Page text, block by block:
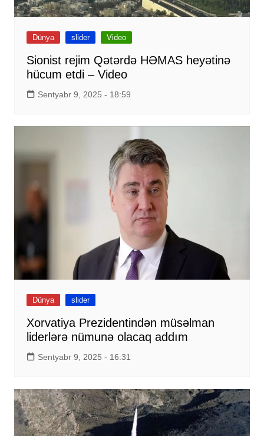
Dünya slider Video
Sionist rejim Qətərdə HƏMAS heyətinə
hücum etdi – Video
Sentyabr 9, 2025 - 18:59
Dünya slider
Xorvatiya Prezidentindən müsəlman
liderlərə nümunə olacaq addım
Sentyabr 9, 2025 - 16:31